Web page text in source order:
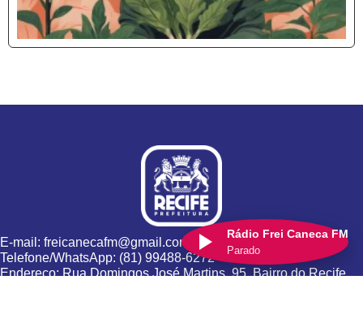
Rádio Frei Caneca FM
Parado
E-mail: freicanecafm@gmail.com
Telefone/WhatsApp: (81) 99488-6272
Endereço: Rua Domingos José Martins, 95, Bairro do Recife